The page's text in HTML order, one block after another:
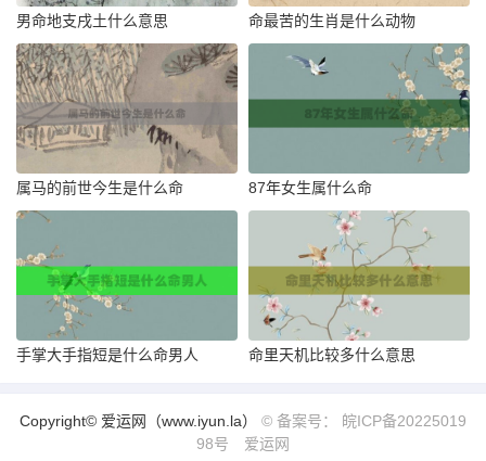
男命地支戌土什么意思 命最苦的生肖是什么动物
属马的前世今生是什么命 87年女生属什么命
手掌大手指短是什么命男人 命里天机比较多什么意思
Copyright© 爱运网（www.iyun.la） © 备案号： 皖ICP备20225019
98号
爱运网